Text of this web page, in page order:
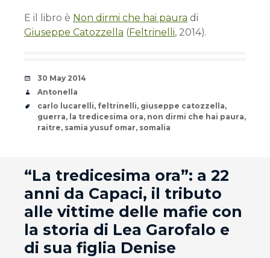
E il libro è Non dirmi che hai paura di
Giuseppe Catozzella ( Feltrinelli, 2014).
Date
30 May 2014
Author
Antonella
Tags
carlo lucarelli, feltrinelli, giuseppe catozzella,
guerra, la tredicesima ora, non dirmi che hai paura,
raitre, samia yusuf omar, somalia
“La tredicesima ora”: a 22
anni da Capaci, il tributo
alle vittime delle mafie con
la storia di Lea Garofalo e
di sua figlia Denise